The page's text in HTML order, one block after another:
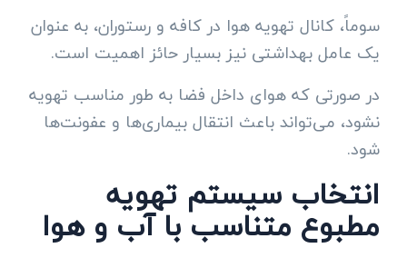
سوماً، کانال تهویه هوا در کافه و رستوران، به عنوان
یک عامل بهداشتی نیز بسیار حائز اهمیت است.
در صورتی که هوای داخل فضا به طور مناسب تهویه
نشود، می‌تواند باعث انتقال بیماری‌ها و عفونت‌ها
شود.
انتخاب سیستم تهویه
مطبوع متناسب با آب و هوا